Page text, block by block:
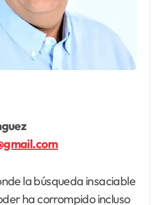
la búsqueda insaciable
ha corrompido incluso